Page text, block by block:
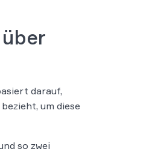
darauf,
um diese
so zwei